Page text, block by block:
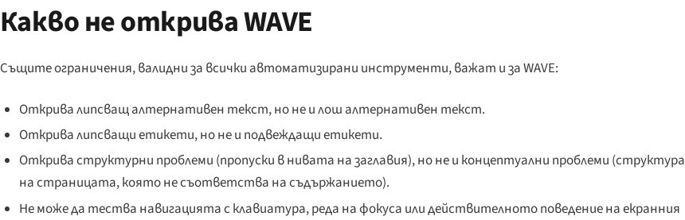
Какво не открива WAVE
Същите ограничения, валидни за всички автоматизирани инструменти, важат и за WAVE:
Открива липсващ алтернативен текст, но не и лош алтернативен текст.
Открива липсващи етикети, но не и подвеждащи етикети.
Открива структурни проблеми (пропуски в нивата на заглавия), но не и концептуални проблеми (структура
на страницата, която не съответства на съдържанието).
Не може да тества навигацията с клавиатура, реда на фокуса или действителното поведение на екранния